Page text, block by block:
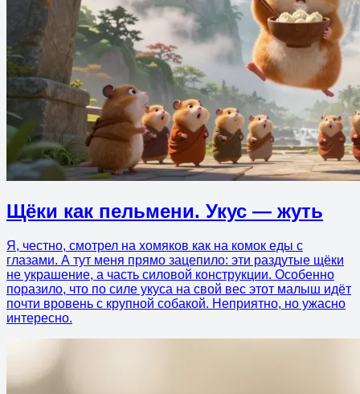
Щёки как пельмени. Укус — жуть
Я, честно, смотрел на хомяков как на комок еды с
глазами. А тут меня прямо зацепило: эти раздутые щёки
не украшение, а часть силовой конструкции. Особенно
поразило, что по силе укуса на свой вес этот малыш идёт
почти вровень с крупной собакой. Неприятно, но ужасно
интересно.